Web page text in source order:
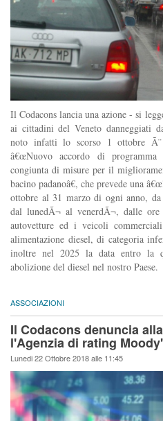
Il Codacons lancia una azione - si
ai cittadini del Veneto danneggiati
noto infatti lo scorso 1 ottobre
â€œNuovo accordo di
congiunta di misure per il
bacino padanoâ€, che prevede una
ottobre al 31 marzo di ogni anno,
dal lunedÃ¬ al venerdÃ¬, dalle
autovetture ed i veicoli
alimentazione diesel, di categoria
inoltre nel 2025 la data entro la
abolizione del diesel nel nostro Paese.
ASSOCIAZIONI
Il Codacons denuncia
l'Agenzia di rating
Lunedi 22 Ottobre 2018 alle 11:45